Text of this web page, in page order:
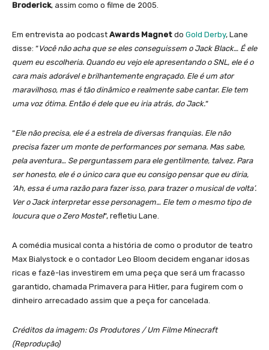
Broderick, assim como o filme de 2005.
Em entrevista ao podcast Awards Magnet do Gold Derby, Lane
disse: “Você não acha que se eles conseguissem o Jack Black… É ele
quem eu escolheria. Quando eu vejo ele apresentando o SNL, ele é o
cara mais adorável e brilhantemente engraçado. Ele é um ator
maravilhoso, mas é tão dinâmico e realmente sabe cantar. Ele tem
uma voz ótima. Então é dele que eu iria atrás, do Jack.“
“Ele não precisa, ele é a estrela de diversas franquias. Ele não
precisa fazer um monte de performances por semana. Mas sabe,
pela aventura… Se perguntassem para ele gentilmente, talvez. Para
ser honesto, ele é o único cara que eu consigo pensar que eu diria,
‘Ah, essa é uma razão para fazer isso, para trazer o musical de volta’.
Ver o Jack interpretar esse personagem… Ele tem o mesmo tipo de
loucura que o Zero Mostel“, refletiu Lane.
A comédia musical conta a história de como o produtor de teatro
Max Bialystock e o contador Leo Bloom decidem enganar idosas
ricas e fazê-las investirem em uma peça que será um fracasso
garantido, chamada Primavera para Hitler, para fugirem com o
dinheiro arrecadado assim que a peça for cancelada.
Créditos da imagem: Os Produtores / Um Filme Minecraft
(Reprodução)